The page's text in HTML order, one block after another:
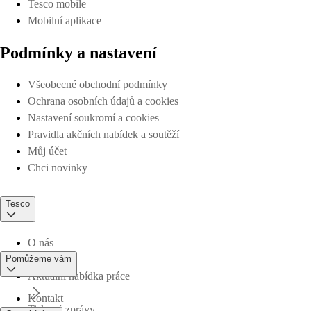
Tesco mobile
Mobilní aplikace
Podmínky a nastavení
Všeobecné obchodní podmínky
Ochrana osobních údajů a cookies
Nastavení soukromí a cookies
Pravidla akčních nabídek a soutěží
Můj účet
Chci novinky
Tesco
O nás
Aktuální nabídka práce
Pomůžeme vám
Kontakt